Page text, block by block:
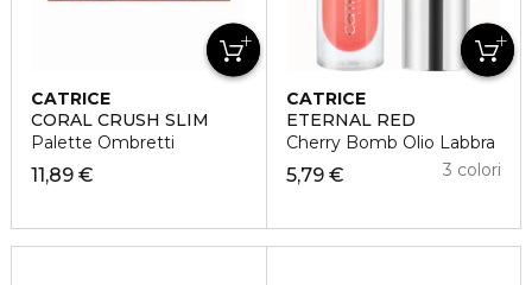
CATRICE
CORAL CRUSH SLIM
Palette Ombretti
11,89 €
CATRICE
ETERNAL RED
Cherry Bomb Olio Labbra
5,79 € 3 colori